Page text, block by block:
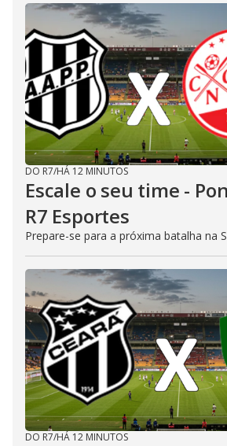
DO R7/HÁ 12 MINUTOS
Escale o seu time -
R7 Esportes
Prepare-se para a próxima batalha na
DO R7/HÁ 12 MINUTOS